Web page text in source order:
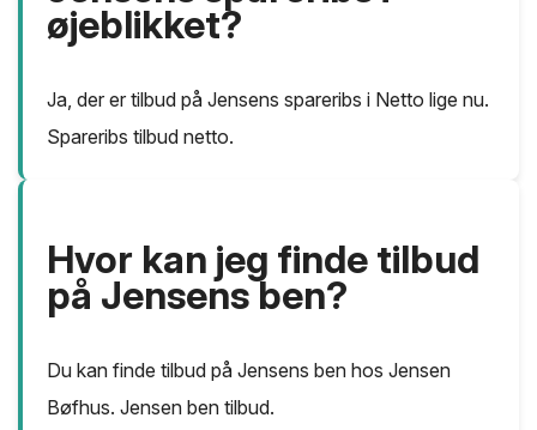
øjeblikket?
Ja, der er tilbud på Jensens spareribs i Netto lige nu.
Spareribs tilbud netto.
Hvor kan jeg finde tilbud
på Jensens ben?
Du kan finde tilbud på Jensens ben hos Jensen
Bøfhus. Jensen ben tilbud.